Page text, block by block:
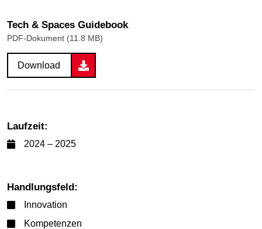
Tech & Spaces Guidebook
PDF-Dokument (11.8 MB)
Download
Laufzeit:
2024 – 2025
Handlungsfeld:
Innovation
Kompetenzen